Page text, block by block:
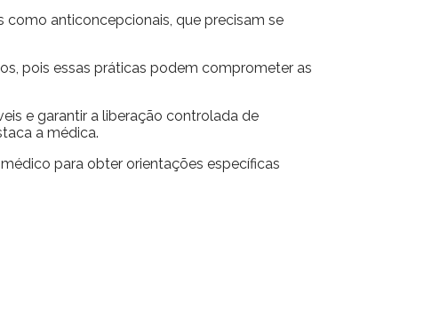
como anticoncepcionais, que precisam se
pois essas práticas podem comprometer as
e garantir a liberação controlada de
a médica.
para obter orientações específicas